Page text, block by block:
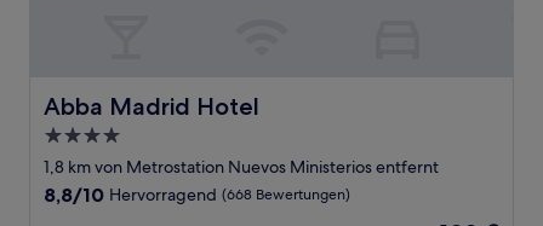
Abba Madrid Hotel
Abba Madrid Hotel
4.0-
Sterne-
Unterkunft
1,8 km von Metrostation Nuevos Ministerios entfernt
8.8
8,8/10 Hervorragend (668 Bewertungen)